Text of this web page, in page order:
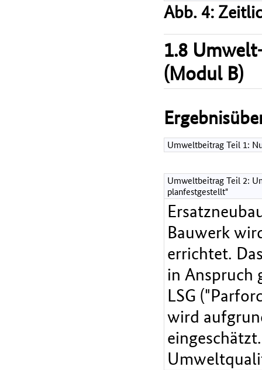
Abb. 4:
1.8
(Modul B)
Umweltbeitrag Teil 1:
Umweltbeitrag Teil 2:
planfestgestellt"
Bauwerk
errichtet.
in Anspruch
LSG
wird